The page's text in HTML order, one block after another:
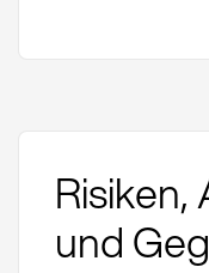
und